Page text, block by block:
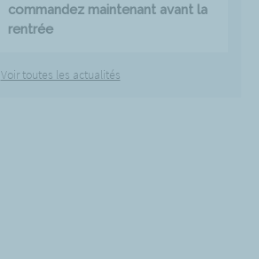
commandez maintenant avant la
rentrée
Voir toutes les actualités